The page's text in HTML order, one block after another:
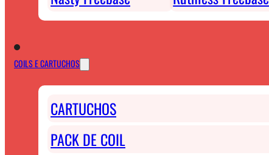
COILS E CARTUCHOS
CARTUCHOS
PACK DE COIL